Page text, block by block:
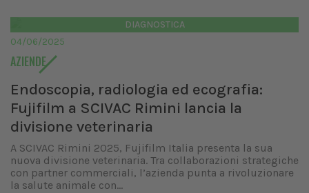
DIAGNOSTICA
04/06/2025
AZIENDE
Endoscopia, radiologia ed ecografia:
Fujifilm a SCIVAC Rimini lancia la
divisione veterinaria
A SCIVAC Rimini 2025, Fujifilm Italia presenta la sua
nuova divisione veterinaria. Tra collaborazioni strategiche
con partner commerciali, l’azienda punta a rivoluzionare
la salute animale con...